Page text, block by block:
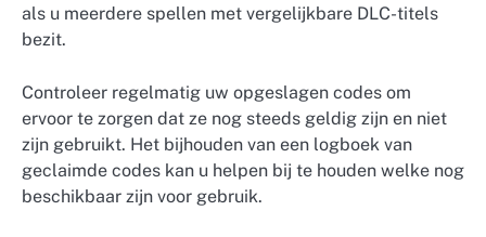
als u meerdere spellen met vergelijkbare DLC-titels
bezit.
Controleer regelmatig uw opgeslagen codes om
ervoor te zorgen dat ze nog steeds geldig zijn en niet
zijn gebruikt. Het bijhouden van een logboek van
geclaimde codes kan u helpen bij te houden welke nog
beschikbaar zijn voor gebruik.